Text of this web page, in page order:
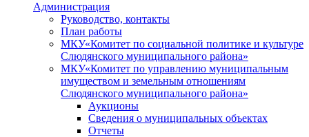
Администрация
Руководство, контакты
План работы
МКУ«Комитет по социальной политике и культуре
Слюдянского муниципального района»
МКУ«Комитет по управлению муниципальным
имуществом и земельным отношениям
Слюдянского муниципального района»
Аукционы
Сведения о муниципальных объектах
Отчеты